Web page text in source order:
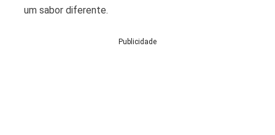
um sabor diferente.
Publicidade